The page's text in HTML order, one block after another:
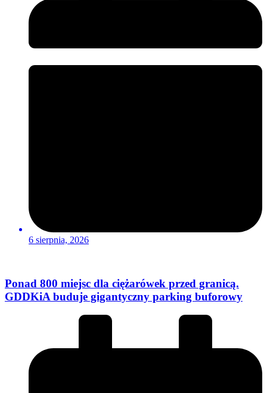
6 sierpnia, 2026
Ponad 800 miejsc dla ciężarówek przed granicą.
GDDKiA buduje gigantyczny parking buforowy